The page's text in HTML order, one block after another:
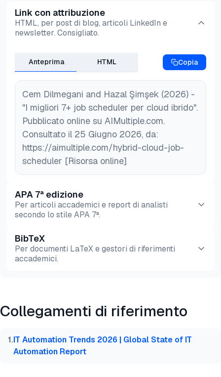
operazioni, sfruttare le tecnologie emergenti e
accelerare il time-to-market per nuovi prodotti e
Link con attribuzione
HTML, per post di blog, articoli LinkedIn e
newsletter. Consigliato.
Anteprima HTML Copia
Cem Dilmegani and Hazal Şimşek (2026) -
"I migliori 7+ job scheduler per cloud ibrido".
Pubblicato online su AIMultiple.com.
Consultato il 25 Giugno 2026, da:
https://aimultiple.com/hybrid-cloud-job-
scheduler [Risorsa online]
APA 7ª edizione
Per articoli accademici e report di analisti
secondo lo stile APA 7ª.
Anteprima
BibTeX
Per documenti LaTeX e gestori di riferimenti
accademici.
@misc{dilmegani2026,
title  = {{I migliori 7+ job scheduler per
  month  = jun,
Collegamenti di riferimento
1.IT Automation Trends 2026 | Global State of IT
Automation Report